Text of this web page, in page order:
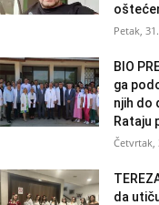
Petak,
BIO
ga
njih do
Rataju
Četvrtak,
da